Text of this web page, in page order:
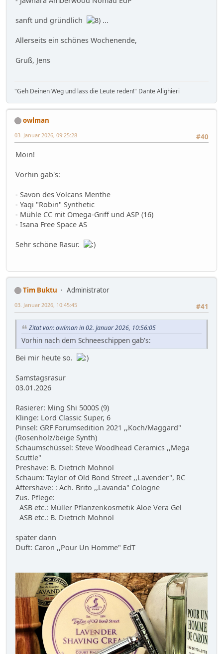
sanft und gründlich ...
Allerseits ein schönes Wochenende,
Gruß, Jens
"Geh Deinen Weg und lass die Leute reden!" Dante Alighieri
owlman
#40
03. Januar 2026, 09:25:28
Moin!
Vorhin gab's:
- Savon des Volcans Menthe
- Yaqi "Robin" Synthetic
- Mühle CC mit Omega-Griff und ASP (16)
- Isana Free Space AS
Sehr schöne Rasur.
Tim Buktu
Administrator
#41
03. Januar 2026, 10:45:45
Zitat von: owlman in 02. Januar 2026, 10:56:05
Vorhin nach dem Schneeschippen gab's:
Bei mir heute so.
Samstagsrasur
03.01.2026
Rasierer: Ming Shi 5000S (9)
Klinge: Lord Classic Super, 6
Pinsel: GRF Forumsedition 2021 ,,Koch/Maggard"
(Rosenholz/beige Synth)
Schaumschüssel: Steve Woodhead Ceramics ,,Mega
Scuttle"
Preshave: B. Dietrich Mohnöl
Schaum: Taylor of Old Bond Street ,,Lavender", RC
Aftershave: : Ach. Brito ,,Lavanda" Cologne
Zus. Pflege:
ASB etc.: Müller Pflanzenkosmetik Aloe Vera Gel
ASB etc.: B. Dietrich Mohnöl
später dann
Duft: Caron ,,Pour Un Homme" EdT